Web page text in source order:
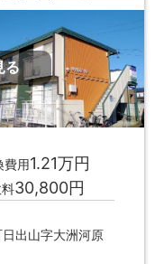
る
費用1.21万円
30,800円
出山字大洲河原